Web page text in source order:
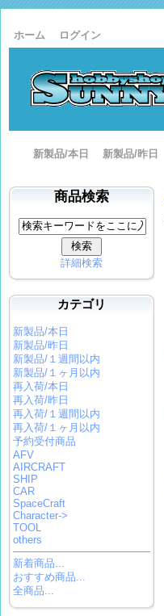
ホーム ログイン
新製品/本日 新製品/昨日
商品検索
詳細検索
カテゴリ
新製品/本日
新製品/昨日
新製品/１週間以内
新製品/１ヶ月以内
再入荷/本日
再入荷/昨日
再入荷/１週間以内
再入荷/１ヶ月以内
予約受付商品
AFV
AIRCRAFT
SHIP
CAR
SpaceCraft
Character->
TOOL
others
新着商品...
おすすめ商品...
全商品...